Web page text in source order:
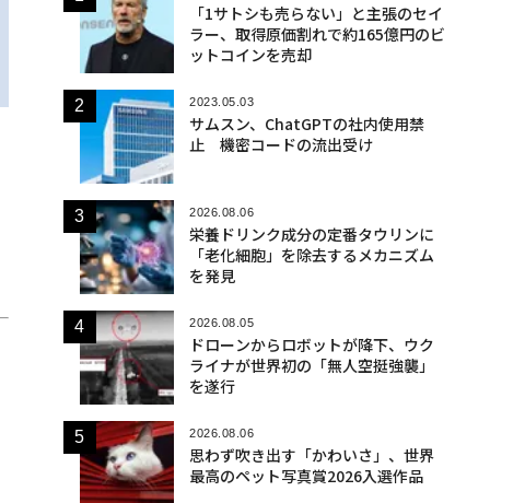
「1サトシも売らない」と主張のセイ
ラー、取得原価割れで約165億円のビ
ットコインを売却
2023.05.03
サムスン、ChatGPTの社内使用禁
止 機密コードの流出受け
2026.08.06
栄養ドリンク成分の定番タウリンに
「老化細胞」を除去するメカニズム
を発見
2026.08.05
ドローンからロボットが降下、ウク
ライナが世界初の「無人空挺強襲」
を遂行
2026.08.06
思わず吹き出す「かわいさ」、世界
最高のペット写真賞2026入選作品